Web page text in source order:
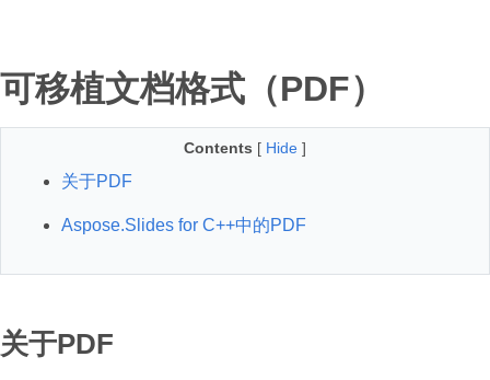
可移植文档格式（PDF）
Contents [ Hide ]
关于PDF
Aspose.Slides for C++中的PDF
关于PDF